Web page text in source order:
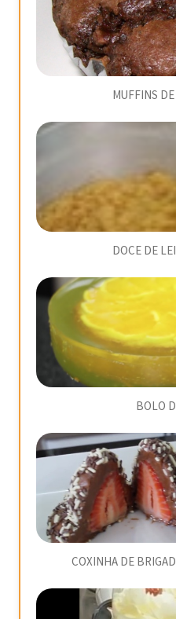
MUFFINS
DOCE DE
BOLO
COXINHA DE